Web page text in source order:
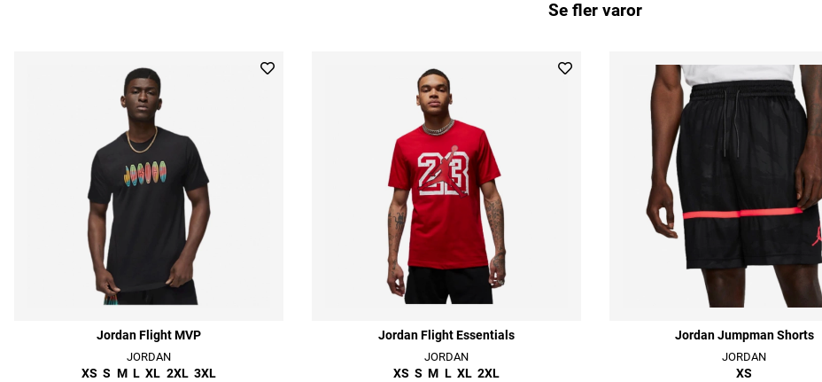
Se fler varor
Jordan Flight MVP
JORDAN
XS S M L XL 2XL 3XL
Jordan Flight Essentials
JORDAN
XS S M L XL 2XL
Jordan Jumpman Shorts
JORDAN
XS